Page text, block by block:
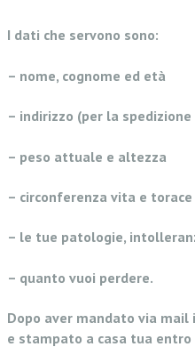
I dati che servono sono:
– nome, cognome ed età
– indirizzo (per la
– peso attuale e altezza
– circonferenza vita e torace
– le tue patologie,
– quanto vuoi perdere.
Dopo aver mandato via
e stampato a casa tua